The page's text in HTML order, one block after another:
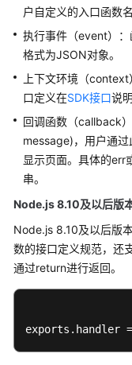
最
实
践
开
发
指
南
数
发
概
述
户自定义的入口函数名
执行事件（event）：
格式为JSON对象。
上下文环境（
口定义在SDK接口说明
回调函数（callback
message)，用户通
显示页面。具体的err
串。
Node.js 8.10及以后版
Node.js 8.10及以后版
数的接口定义规范，还
通过return进行返回。
exports.handler =